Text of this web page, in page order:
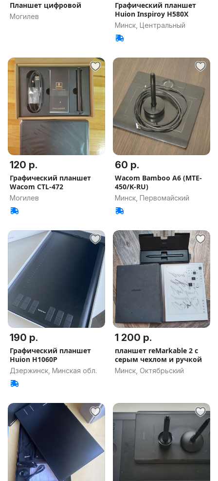
Планшет цифровой
Могилев
Графический планшет
Huion Inspiroy H580X
Минск, Центральный
120 р.
Графический планшет
Wacom CTL-472
Могилев
60 р.
Wacom Bamboo A6 (MTE-
450/K-RU)
Минск, Первомайский
190 р.
Графический планшет
Huion H1060P
Дзержинск, Минская обл.
1 200 р.
планшет reMarkable 2 с
серым чехлом и ручкой
Минск, Октябрьский